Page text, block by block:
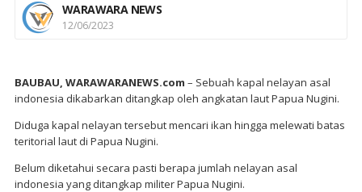
WARAWARA NEWS
12/06/2023
BAUBAU, WARAWARANEWS.com – Sebuah kapal nelayan asal
indonesia dikabarkan ditangkap oleh angkatan laut Papua Nugini.
Diduga kapal nelayan tersebut mencari ikan hingga melewati batas
teritorial laut di Papua Nugini.
Belum diketahui secara pasti berapa jumlah nelayan asal
indonesia yang ditangkap militer Papua Nugini.